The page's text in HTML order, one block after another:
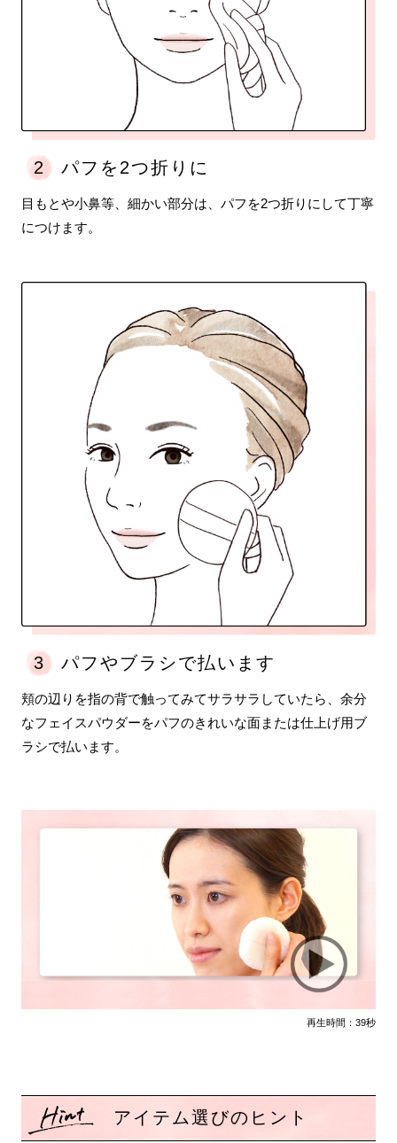
2 パフを2つ折りに
目もとや小鼻等、細かい部分は、パフを2つ折りにして丁寧
につけます。
3 パフやブラシで払います
頬の辺りを指の背で触ってみてサラサラしていたら、余分
なフェイスパウダーをパフのきれいな面または仕上げ用ブ
ラシで払います。
再生時間：39秒
アイテム選びのヒント